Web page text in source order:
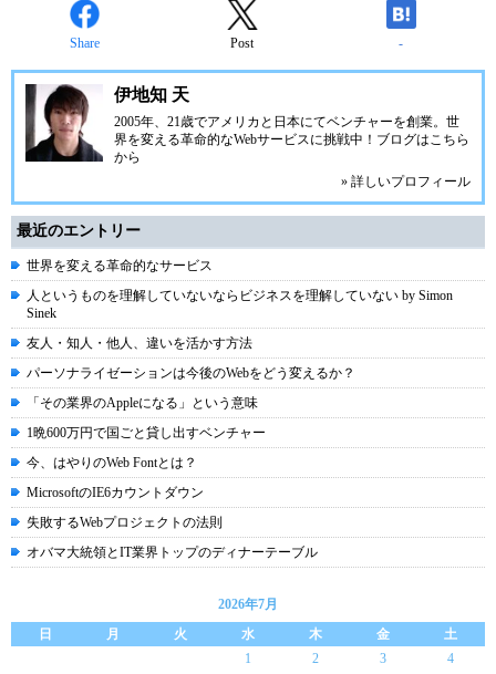
Share Post -
伊地知 天
2005年、21歳でアメリカと日本にてベンチャーを創業。世
界を変える革命的なWebサービスに挑戦中！ ブログはこちら
から
» 詳しいプロフィール
最近のエントリー
世界を変える革命的なサービス
人というものを理解していないならビジネスを理解していない by Simon
Sinek
友人・知人・他人、違いを活かす方法
パーソナライゼーションは今後のWebをどう変えるか？
「その業界のAppleになる」という意味
1晩600万円で国ごと貸し出すベンチャー
今、はやりのWeb Fontとは？
MicrosoftのIE6カウントダウン
失敗するWebプロジェクトの法則
オバマ大統領とIT業界トップのディナーテーブル
2026年7月
日
月 火 水 木 金
土
1
2 3
4